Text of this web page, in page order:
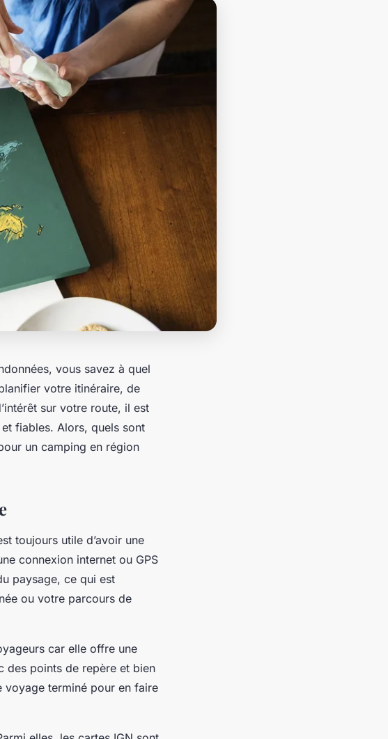
vous savez à quel
votre itinéraire, de
sur votre route, il est
fiables. Alors, quels sont
un camping en région
toujours utile d’avoir une
connexion internet ou GPS
paysage, ce qui est
ou votre parcours de
car elle offre une
des points de repère et bien
voyage terminé pour en faire